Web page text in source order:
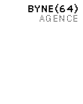
BYNE(64)
AGENCE